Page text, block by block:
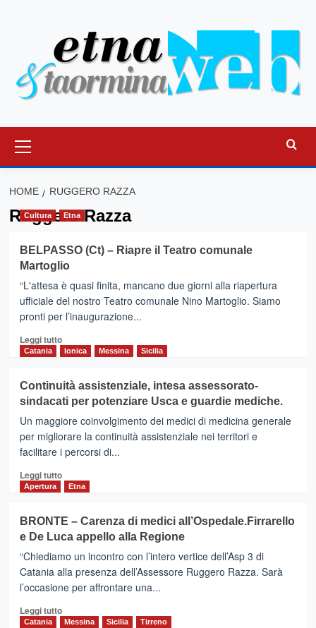
principale
HOME RUGGERO RAZZA
Ruggero Razza
Cultura Etna
BELPASSO (Ct) – Riapre il Teatro comunale
Martoglio
“L'attesa è quasi finita, mancano due giorni alla riapertura
ufficiale del nostro Teatro comunale Nino Martoglio. Siamo
pronti per l’inaugurazione...
Leggi tuttoLeggi
di
BELPASSO
(Ct)
–
Riapre
il
Teatro
comunale
Martoglio
Catania Ionica Messina Sicilia
Continuità assistenziale, intesa assessorato-
sindacati per potenziare Usca e guardie mediche.
Un maggiore coinvolgimento dei medici di medicina generale
per migliorare la continuità assistenziale nei territori e
facilitare i percorsi di...
Leggi tuttoLeggi
Continuità
assistenziale,
intesa
assessorato-
sindacati
per
potenziare
Usca
Apertura Etna
BRONTE – Carenza di medici all’Ospedale.Firrarello
e De Luca appello alla Regione
“Chiediamo un incontro con l’intero vertice dell’Asp 3 di
Catania alla presenza dell’Assessore Ruggero Razza. Sarà
l’occasione per affrontare una...
Leggi tuttoLeggi
di
Catania Messina Sicilia Tirreno